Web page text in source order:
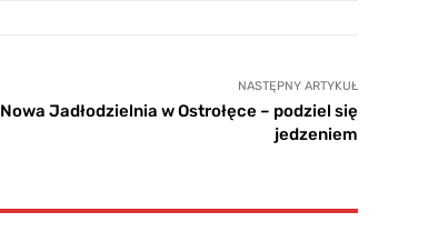
NASTĘPNY ARTYKUŁ
Nowa Jadłodzielnia w Ostrołęce – podziel się
jedzeniem